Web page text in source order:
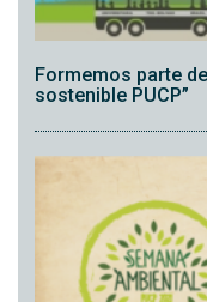
Formemos parte
sostenible PUCP”